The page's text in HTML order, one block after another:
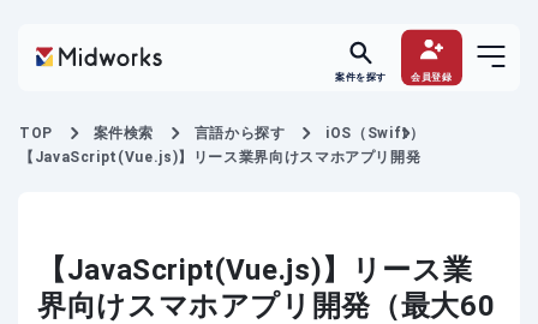
案件を探す 会員登録
TOP 案件検索 言語から探す
iOS（Swift）
【JavaScript(Vue.js)】リース業界向けスマホアプリ開発
【JavaScript(Vue.js)】リース業
界向けスマホアプリ開発（最大60